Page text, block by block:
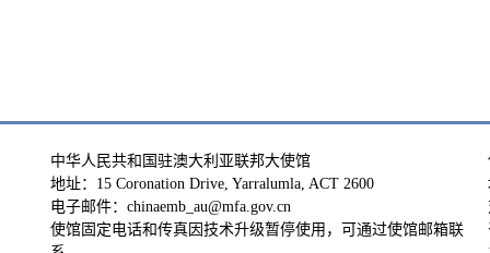
中华人民共和国驻澳大利亚联邦大使馆
地址：15 Coronation Drive, Yarralumla, ACT 2600
电子邮件：chinaemb_au@mfa.gov.cn
使馆固定电话和传真因技术升级暂停使用，可通过使馆邮箱联